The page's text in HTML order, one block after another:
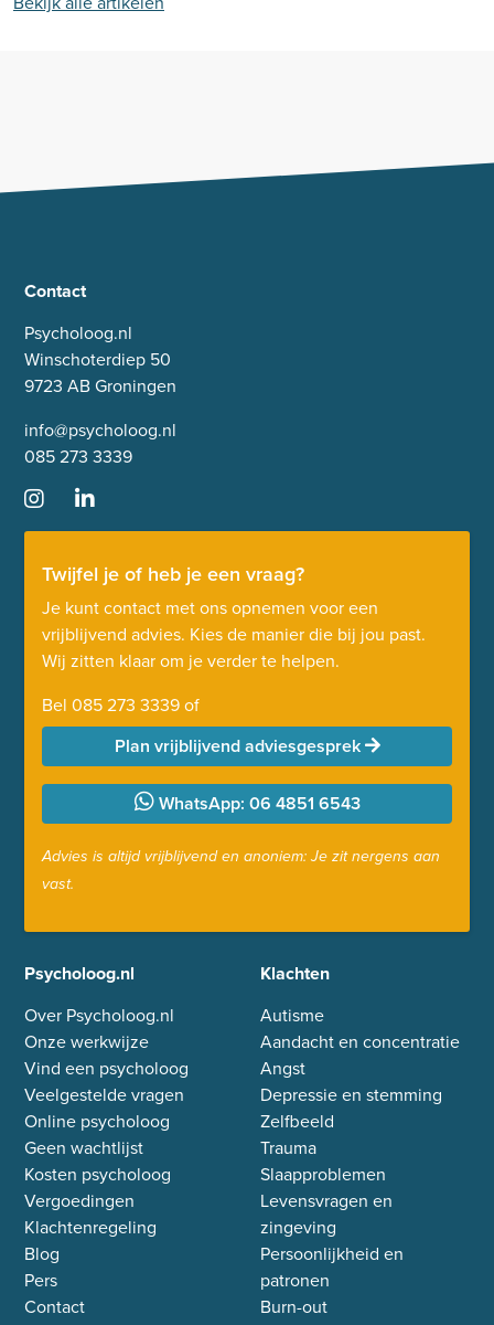
Contact
Psycholoog.nl
Winschoterdiep 50
9723 AB Groningen
info@psycholoog.nl
085 273 3339
Twijfel je of heb je een vraag?
Je kunt contact met ons opnemen voor een
vrijblijvend advies. Kies de manier die bij jou past.
Wij zitten klaar om je verder te helpen.
Bel 085 273 3339of
Plan vrijblijvend adviesgesprek
WhatsApp: 06 4851 6543
Advies is altijd vrijblijvend en anoniem: Je zit nergens aan
vast.
Psycholoog.nl
Over Psycholoog.nl
Onze werkwijze
Vind een psycholoog
Veelgestelde vragen
Online psycholoog
Geen wachtlijst
Kosten psycholoog
Vergoedingen
Klachtenregeling
Blog
Pers
Contact
Klachten
Autisme
Aandacht en concentratie
Angst
Depressie en stemming
Zelfbeeld
Trauma
Slaapproblemen
Levensvragen en
zingeving
Persoonlijkheid en
patronen
Burn-out